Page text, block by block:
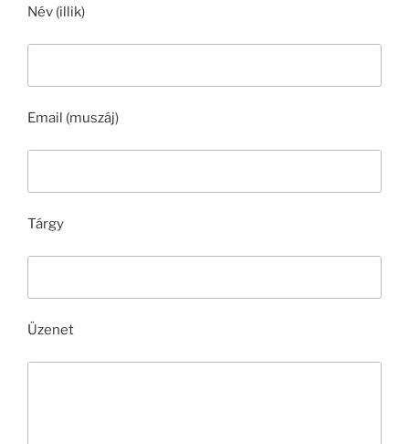
Név (illik)
Email (muszáj)
Tárgy
Üzenet